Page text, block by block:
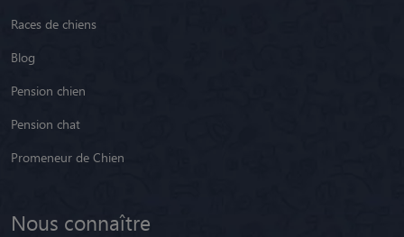
Races de chiens
Blog
Pension chien
Pension chat
Promeneur de Chien
Nous connaître